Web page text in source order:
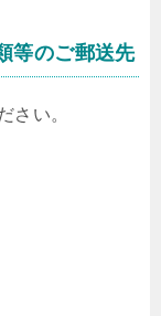
等のご郵送先
さい。